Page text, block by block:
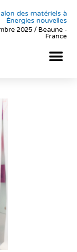
des matériels à
Énergies nouvelles
2025 / Beaune -
France